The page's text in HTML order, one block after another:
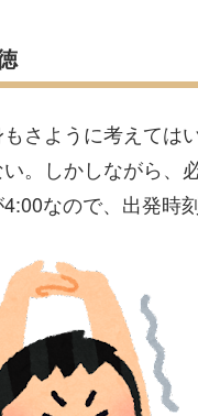
さように考えては
。しかしながら、
なので、出発時